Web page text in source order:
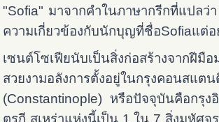
"Sofia" มาจากคำในภาษากรีกที่แปลว่
ความเกี่ยวข้องกับนักบุญที่ชื่อSofiaแต่อ
เซนต์โซเฟียนับเป็นสิ่งก่อสร้างจากฝีมื
สวยงามอลังการตั้งอยู่ในกรุงคอนสแตน
(Constantinople) หรือปัจจุบันคือกรุง
ตุรกี สุเหร่าแห่งนี้เป็น 1 ใน 7 สิ่งมหัศจ